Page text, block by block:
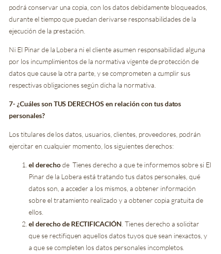
podrá conservar una copia, con los datos debidamente bloqueados,
durante el tiempo que puedan derivarse responsabilidades de la
ejecución de la prestación.
Ni El Pinar de la Lobera ni el cliente asumen responsabilidad alguna
por los incumplimientos de la normativa vigente de protección de
datos que cause la otra parte, y se comprometen a cumplir sus
respectivas obligaciones según dicha la normativa.
7- ¿Cuáles son TUS DERECHOS en relación con tus datos
personales?
Los titulares de los datos, usuarios, clientes, proveedores, podrán
ejercitar en cualquier momento, los siguientes derechos:
el derechode Tienes derecho a que te informemos sobre si El
Pinar de la Lobera está tratando tus datos personales, qué
datos son, a acceder a los mismos, a obtener información
sobre el tratamiento realizado y a obtener copia gratuita de
ellos.
el derecho de RECTIFICACIÓN . Tienes derecho a solicitar
que se rectifiquen aquellos datos tuyos que sean inexactos, y
a que se completen los datos personales incompletos.